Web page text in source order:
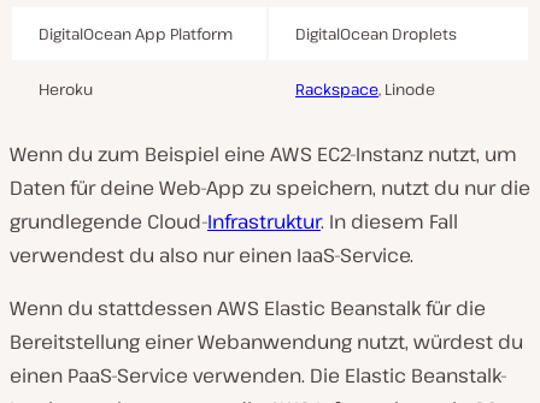
DigitalOcean App Platform DigitalOcean Droplets
Heroku Rackspace, Linode
Wenn du zum Beispiel eine AWS EC2-Instanz nutzt, um
Daten für deine Web-App zu speichern, nutzt du nur die
grundlegende Cloud-Infrastruktur. In diesem Fall
verwendest du also nur einen IaaS-Service.
Wenn du stattdessen AWS Elastic Beanstalk für die
Bereitstellung einer Webanwendung nutzt, würdest du
einen PaaS-Service verwenden. Die Elastic Beanstalk-